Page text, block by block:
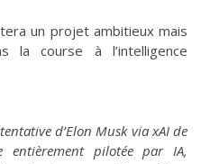
un projet ambitieux mais
la course à l’intelligence
d’Elon Musk via xAI de
entièrement pilotée par IA,